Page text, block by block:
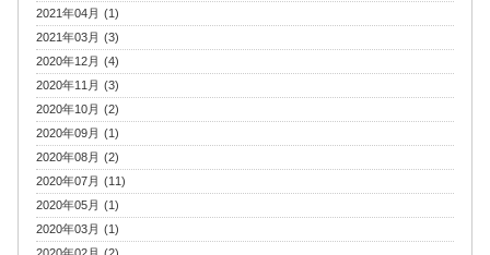
2021年04月 (1)
2021年03月 (3)
2020年12月 (4)
2020年11月 (3)
2020年10月 (2)
2020年09月 (1)
2020年08月 (2)
2020年07月 (11)
2020年05月 (1)
2020年03月 (1)